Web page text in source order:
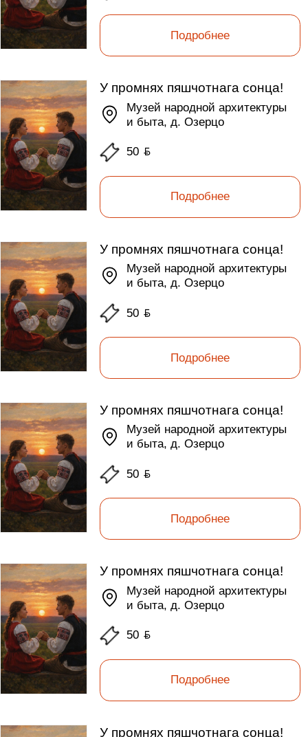
Подробнее
У промнях пяшчотнага сонца!
Музей народной архитектуры
и быта, д. Озерцо
50ƃ
Подробнее
У промнях пяшчотнага сонца!
Музей народной архитектуры
и быта, д. Озерцо
50ƃ
Подробнее
У промнях пяшчотнага сонца!
Музей народной архитектуры
и быта, д. Озерцо
50ƃ
Подробнее
У промнях пяшчотнага сонца!
Музей народной архитектуры
и быта, д. Озерцо
50ƃ
Подробнее
У промнях пяшчотнага сонца!